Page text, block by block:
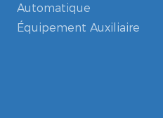
Automatique
Équipement Auxiliaire